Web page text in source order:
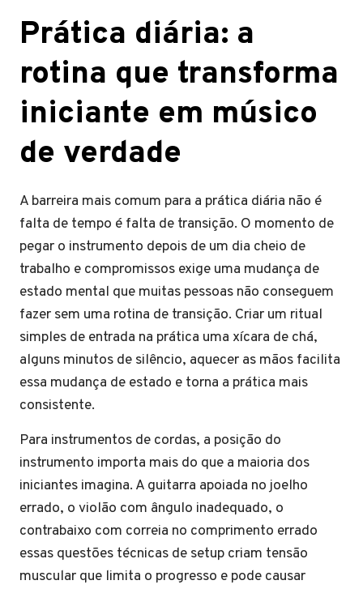
Prática diária: a
rotina que transforma
iniciante em músico
de verdade
A barreira mais comum para a prática diária não é
falta de tempo é falta de transição. O momento de
pegar o instrumento depois de um dia cheio de
trabalho e compromissos exige uma mudança de
estado mental que muitas pessoas não conseguem
fazer sem uma rotina de transição. Criar um ritual
simples de entrada na prática uma xícara de chá,
alguns minutos de silêncio, aquecer as mãos facilita
essa mudança de estado e torna a prática mais
consistente.
Para instrumentos de cordas, a posição do
instrumento importa mais do que a maioria dos
iniciantes imagina. A guitarra apoiada no joelho
errado, o violão com ângulo inadequado, o
contrabaixo com correia no comprimento errado
essas questões técnicas de setup criam tensão
muscular que limita o progresso e pode causar